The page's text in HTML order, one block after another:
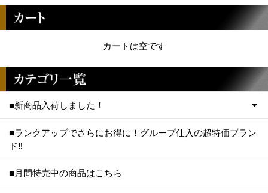
カートは空です
■新商品入荷しました！
■ランクアップでさらにお得に！グループ仕入の超特価ブラン
ド‼
■月間特売中の商品はこちら